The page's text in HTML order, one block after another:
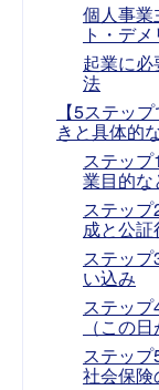
個人事業
ト・デ
起業に
法
【5ステッ
きと具体的
ステッ
業目的な
ステッ
成と公
ステッ
い込み
ステッ
（この
ステップ
社会保険